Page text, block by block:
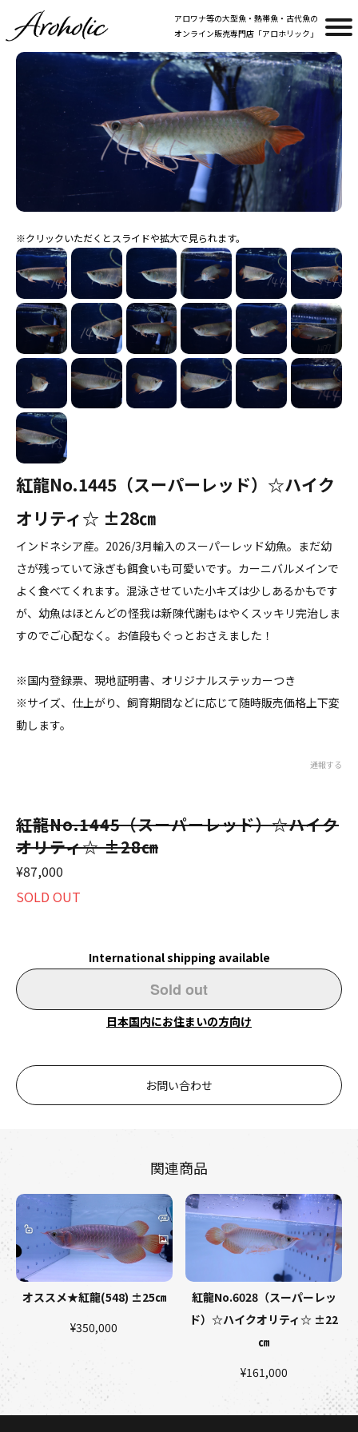
アロワナ等の大型魚・熱帯魚・古代魚の
オンライン販売専門店「アロホリック」
紅龍No.1445（スーパーレッド）☆ハイク
オリティ☆ ±28㎝
¥87,000
SOLD OUT
International shipping available
Sold out
日本国内にお住まいの方向け
お問い合わせ
紅龍No.1445（スーパーレッド）☆ハイク
オリティ☆ ±28㎝
インドネシア産。2026/3月輸入のスーパーレッド幼魚。まだ幼
さが残っていて泳ぎも餌食いも可愛いです。カーニバルメインで
よく食べてくれます。混泳させていた小キズは少しあるかもです
が、幼魚はほとんどの怪我は新陳代謝もはやくスッキリ完治しま
すのでご心配なく。お値段もぐっとおさえました！
※国内登録票、現地証明書、オリジナルステッカーつき
※サイズ、仕上がり、飼育期間などに応じて随時販売価格上下変
動します。
通報する
関連商品
オススメ★紅龍(548) ±25㎝
¥350,000
紅龍No.6028（スーパーレッ
ド）☆ハイクオリティ☆ ±22
㎝
¥161,000